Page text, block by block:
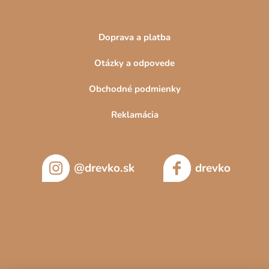
Doprava a platba
Otázky a odpovede
Obchodné podmienky
Reklamácia
@drevko.sk drevko